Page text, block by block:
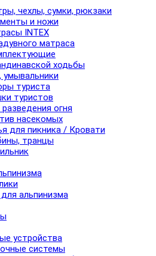
чехлы, сумки, рюкзаки
и ножи
INTEX
матраса
ходьбы
туриста
туристов
огня
насекомых
для пикника / Кровати
транцы
альпинизма
устройства
системы